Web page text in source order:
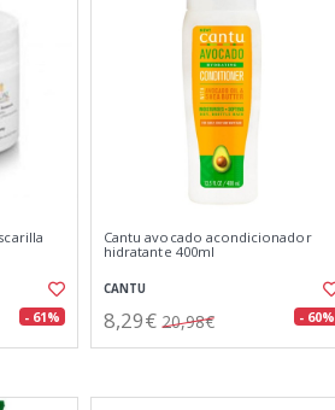
- 61%
Cantu avocado acondicionador
hidratante 400ml
CANTU
8,29€ 20,98€ - 60%